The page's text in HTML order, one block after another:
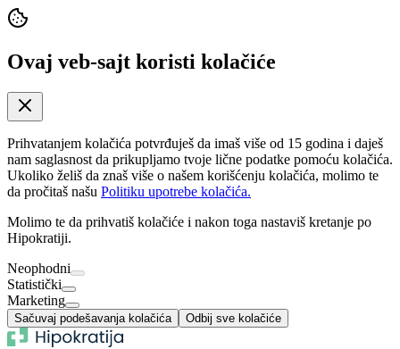
Ovaj veb-sajt koristi kolačiće
Prihvatanjem kolačića potvrđuješ da imaš više od 15 godina i daješ
nam saglasnost da prikupljamo tvoje lične podatke pomoću kolačića.
Ukoliko želiš da znaš više o našem korišćenju kolačića, molimo te
da pročitaš našu Politiku upotrebe kolačića.
Molimo te da prihvatiš kolačiće i nakon toga nastaviš kretanje po
Hipokratiji.
Neophodni
Statistički
Marketing
Sačuvaj podešavanja kolačića Odbij sve kolačiće